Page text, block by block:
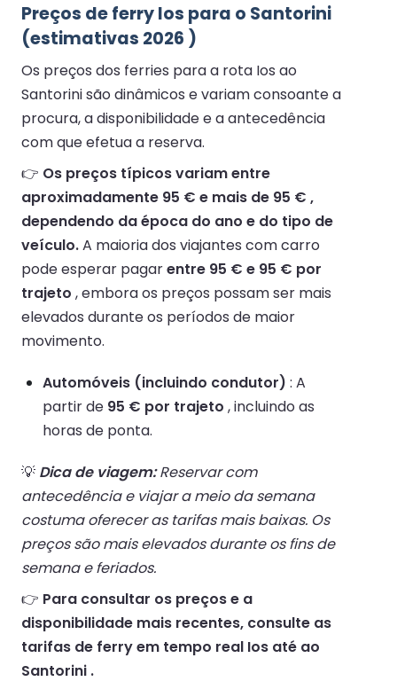
Preços de ferry Ios para o Santorini
(estimativas 2026 )
Os preços dos ferries para a rota Ios ao
Santorini são dinâmicos e variam consoante a
procura, a disponibilidade e a antecedência
com que efetua a reserva.
👉 Os preços típicos variam entre
aproximadamente 95 € e mais de 95 € ,
dependendo da época do ano e do tipo de
veículo.A maioria dos viajantes com carro
pode esperar pagarentre 95 € e 95 € por
trajeto , embora os preços possam ser mais
elevados durante os períodos de maior
movimento.
Automóveis (incluindo condutor) : A
partir de 95 € por trajeto , incluindo as
horas de ponta.
💡 Dica de viagem:Reservar com
antecedência e viajar a meio da semana
costuma oferecer as tarifas mais baixas. Os
preços são mais elevados durante os fins de
semana e feriados.
👉 Para consultar os preços e a
disponibilidade mais recentes, consulte as
tarifas de ferry em tempo real Ios até ao
Santorini .